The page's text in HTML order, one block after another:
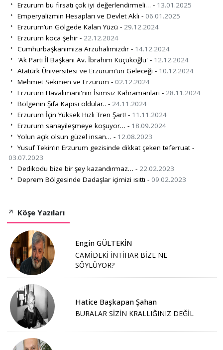
Erzurum bu fırsatı çok iyi değerlendirmeli… - 13.01.2025
Emperyalizmin Hesapları ve Devlet Aklı - 06.01.2025
Erzurum’un Gölgede Kalan Yüzü - 29.12.2024
Erzurum koca şehir - 22.12.2024
Cumhurbaşkanımıza Arzuhalimizdir - 14.12.2024
'Ak Parti İl Başkanı Av. İbrahim Küçükoğlu' - 12.12.2024
Atatürk Üniversitesi ve Erzurum’un Geleceği - 10.12.2024
Mehmet Sekmen ve Erzurum - 02.12.2024
Erzurum Havalimanı'nın İsimsiz Kahramanları - 28.11.2024
Bölgenin Şifa Kapısı oldular.. - 24.11.2024
Erzurum İçin Yüksek Hızlı Tren Şart! - 11.11.2024
Erzurum sanayileşmeye koşuyor… - 18.09.2024
Yolun açık olsun güzel insan… - 12.08.2023
Yusuf Tekin’in Erzurum gezisinde dikkat çeken teferruat -
03.07.2023
Dedikodu bize bir şey kazandırmaz… - 22.02.2023
Deprem Bölgesinde Dadaşlar içimizi ısıttı - 09.02.2023
Köşe Yazıları
Engin GÜLTEKİN
CAMİDEKİ İNTİHAR BİZE NE
SÖYLÜYOR?
Hatice Başkapan Şahan
BURALAR SİZİN KRALLIĞINIZ DEĞİL